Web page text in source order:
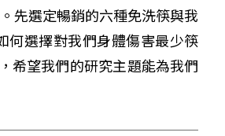
先選定暢銷的六種免洗筷與我
何選擇對我們身體傷害最少筷
希望我們的研究主題能為我們